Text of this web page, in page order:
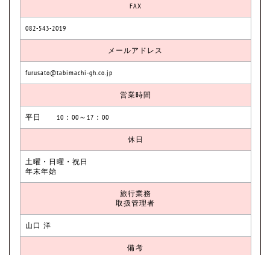
FAX
082-543-2019
メールアドレス
furusato@tabimachi-gh.co.jp
営業時間
平日 10：00～17：00
休日
土曜・日曜・祝日
年末年始
旅行業務
取扱管理者
山口 洋
備考